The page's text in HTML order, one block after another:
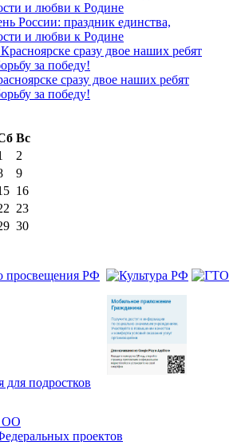
России: праздник единства,
и любви к Родине
сразу двое наших ребят
за победу!
Вс
2
9
16
23
30
ОО
проектов